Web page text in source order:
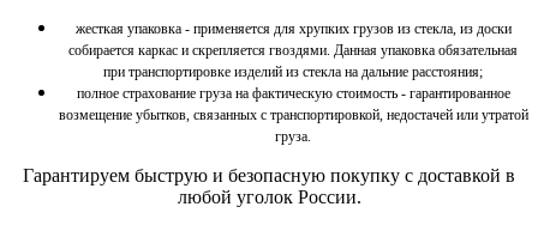
жесткая упаковка - применяется для хрупких грузов из стекла, из доски
собирается каркас и скрепляется гвоздями. Данная упаковка обязательная
при транспортировке изделий из стекла на дальние расстояния;
полное страхование груза на фактическую стоимость - гарантированное
возмещение убытков, связанных с транспортировкой, недостачей или утратой
груза.
Гарантируем быструю и безопасную покупку с доставкой в
любой уголок России.